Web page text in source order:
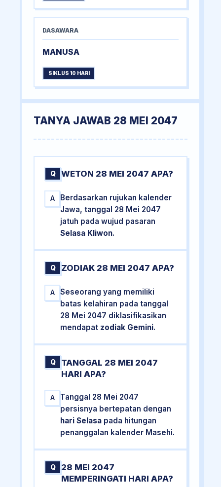
DASAWARA
MANUSA
SIKLUS 10 HARI
TANYA JAWAB 28 MEI 2047
Q WETON 28 MEI 2047 APA?
A
Berdasarkan rujukan kalender
Jawa, tanggal 28 Mei 2047
jatuh pada wujud pasaran
Selasa Kliwon.
Q ZODIAK 28 MEI 2047 APA?
A
Seseorang yang memiliki
batas kelahiran pada tanggal
28 Mei 2047 diklasifikasikan
mendapat zodiak Gemini.
Q
TANGGAL 28 MEI 2047
HARI APA?
A
Tanggal 28 Mei 2047
persisnya bertepatan dengan
hari Selasa pada hitungan
penanggalan kalender Masehi.
Q
28 MEI 2047
MEMPERINGATI HARI APA?